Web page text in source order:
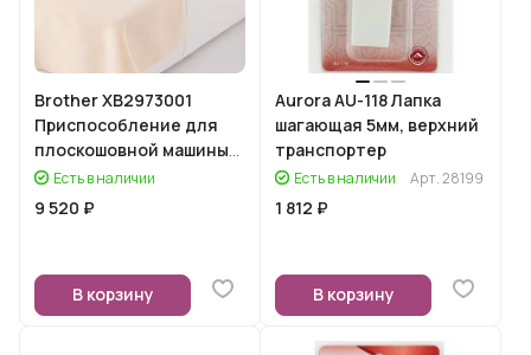
Brother XB2973001
Приспособление для
плоскошовной машины
2340CV, для
притачивания косой
Есть в наличии
9 520 ₽
В корзину
Aurora AU-118 Лапка
шагающая 5мм, верхний
транспортер
Есть в наличии Арт.28199
1 812 ₽
В корзину